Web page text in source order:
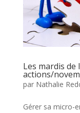
Les mardis
actions/
par Nathalie
Gérer sa micro-